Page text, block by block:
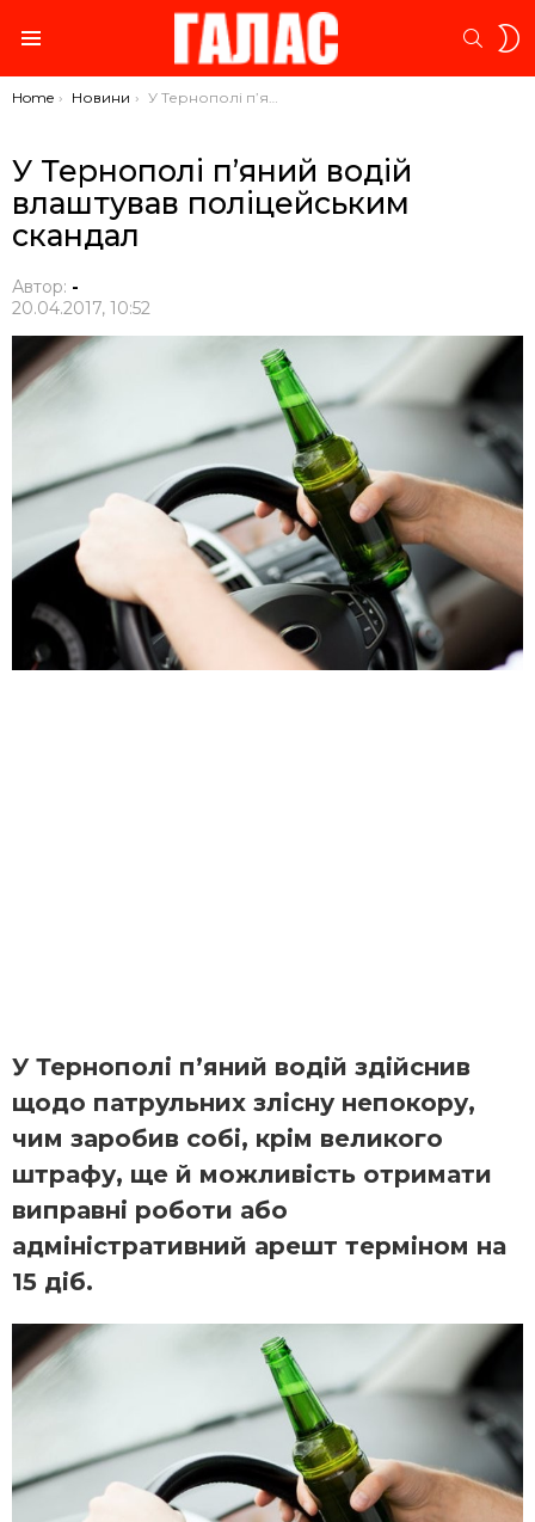
You are here:
Home Новини У Тернополі п’яний водій влаштував поліцейським скандал
У Тернополі п’яний водій
влаштував поліцейським
скандал
Автор: -
20.04.2017, 10:52
У Тернополі п’яний водій здійснив
щодо патрульних злісну непокору,
чим заробив собі, крім великого
штрафу, ще й можливість отримати
виправні роботи або
адміністративний арешт терміном на
15 діб.